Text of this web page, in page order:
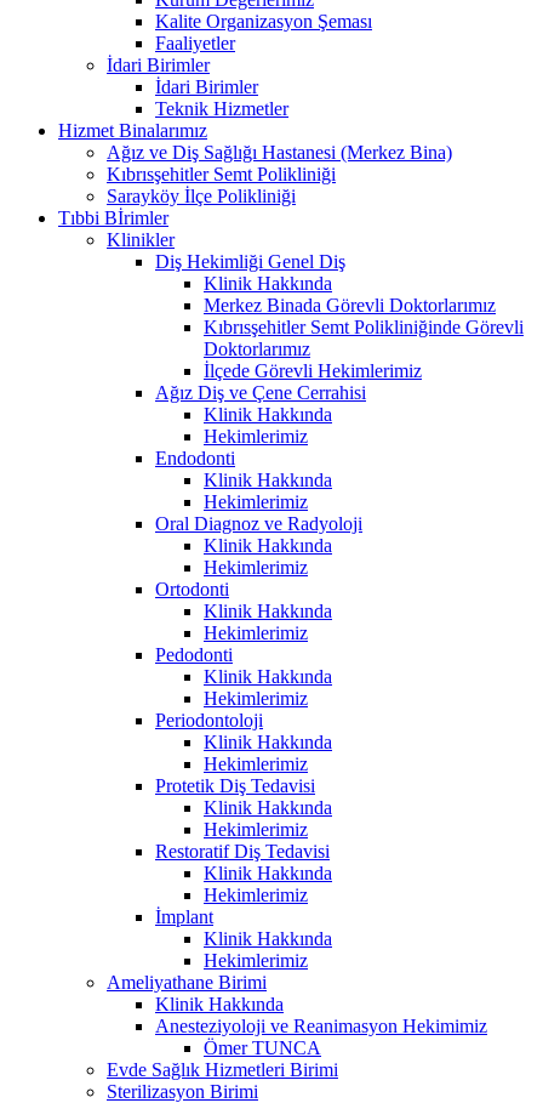
Kalite Organizasyon Şeması
Faaliyetler
İdari Birimler
İdari Birimler
Teknik Hizmetler
Hizmet Binalarımız
Ağız ve Diş Sağlığı Hastanesi (Merkez Bina)
Kıbrısşehitler Semt Polikliniği
Sarayköy İlçe Polikliniği
Tıbbi Bİrimler
Klinikler
Diş Hekimliği Genel Diş
Klinik Hakkında
Merkez Binada Görevli Doktorlarımız
Kıbrısşehitler Semt Polikliniğinde Görevli
Doktorlarımız
İlçede Görevli Hekimlerimiz
Ağız Diş ve Çene Cerrahisi
Klinik Hakkında
Hekimlerimiz
Endodonti
Klinik Hakkında
Hekimlerimiz
Oral Diagnoz ve Radyoloji
Klinik Hakkında
Hekimlerimiz
Ortodonti
Klinik Hakkında
Hekimlerimiz
Pedodonti
Klinik Hakkında
Hekimlerimiz
Periodontoloji
Klinik Hakkında
Hekimlerimiz
Protetik Diş Tedavisi
Klinik Hakkında
Hekimlerimiz
Restoratif Diş Tedavisi
Klinik Hakkında
Hekimlerimiz
İmplant
Klinik Hakkında
Hekimlerimiz
Ameliyathane Birimi
Klinik Hakkında
Anesteziyoloji ve Reanimasyon Hekimimiz
Ömer TUNCA
Evde Sağlık Hizmetleri Birimi
Sterilizasyon Birimi